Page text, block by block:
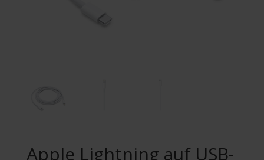
Apple Lightning auf USB-